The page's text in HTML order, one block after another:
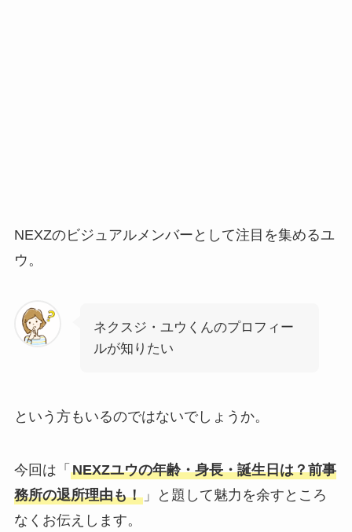
NEXZのビジュアルメンバーとして注目を集めるユ
ウ。
ネクスジ・ユウくんのプロフィー
ルが知りたい
という方もいるのではないでしょうか。
今回は「 NEXZユウの年齢・身長・誕生日は？前事
務所の退所理由も！」と題して魅力を余すところ
なくお伝えします。